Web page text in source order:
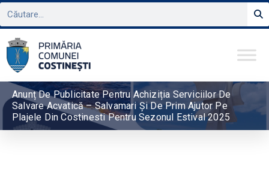
Anunț De Publicitate Pentru Achiziția Serviciilor De
Salvare Acvatică – Salvamari Și De Prim Ajutor Pe
Plajele Din Costinesti Pentru Sezonul Estival 2025